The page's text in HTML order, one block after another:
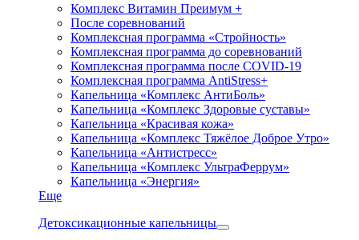
Комплекс Витамин Преимум +
После соревнований
Комплексная программа «Стройность»
Комплексная программа до соревнований
Комплексная программа после COVID-19
Комплексная программа AntiStress+
Капельница «Комплекс АнтиБоль»
Капельница «Комплекс Здоровые суставы»
Капельница «Красивая кожа»
Капельница «Комплекс Тяжёлое Доброе Утро»
Капельница «Антистресс»
Капельница «Комплекс УльтраФеррум»
Капельница «Энергия»
Еще
Детоксикационные капельницы